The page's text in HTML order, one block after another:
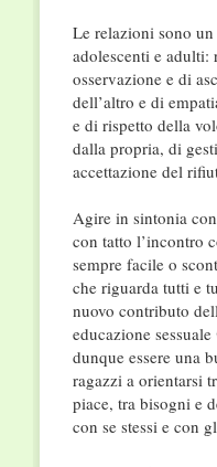
Le relazioni sono
adolescenti e
osservazione e di
dell’altro e di
e di rispetto della
dalla propria, di
accettazione del
Agire in sintonia
con tatto l’incontro
sempre facile o
che riguarda tutti e
nuovo contributo
educazione sessuale
dunque essere una
ragazzi a orientarsi
piace, tra bisogni e
con se stessi e con